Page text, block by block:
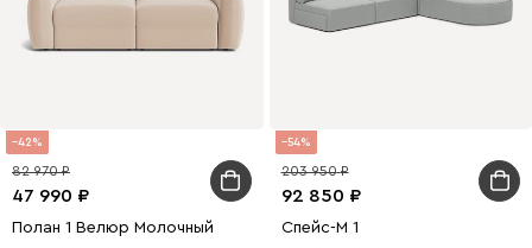
42
47 990
82 970
Полан 1 Велюр Молочный
54
92 850
203 950
Спейс-М 1